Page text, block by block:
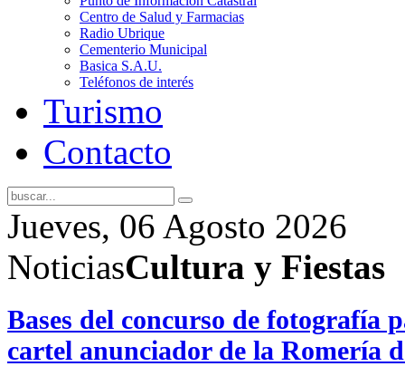
Centro de Salud y Farmacias
Radio Ubrique
Cementerio Municipal
Basica S.A.U.
Teléfonos de interés
Turismo
Contacto
Jueves, 06 Agosto 2026
NoticiasCultura y Fiestas
Bases del concurso de fotografía
cartel anunciador de la Romería